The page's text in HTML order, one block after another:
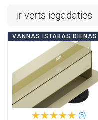
Ir vērts iegādāties
VANNAS ISTABAS DIENAS
(5)